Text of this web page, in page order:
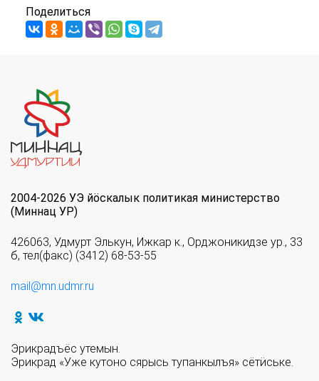
Поделиться
2004-2026 УЭ йöскалык политикая министерство
(Миннац УР)
426063, Удмурт Элькун, Ижкар к., Орджоникидзе ур., 33
б, тел(факс) (3412) 68-53-55
mail@mn.udmr.ru
Эрикрадъёс утемын.
Эрикрад «Уже кутоно сярысь тупанкылъя» сётӥське.